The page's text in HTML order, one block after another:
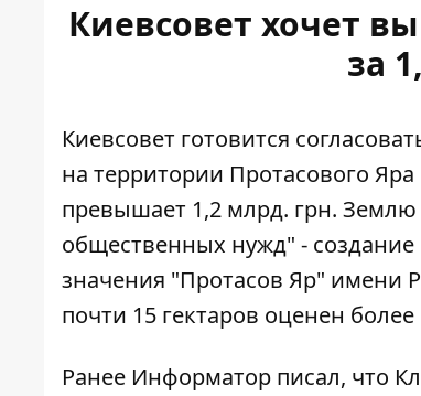
Киевсовет хочет
за
Киевсовет готовится
на территории Протасового
превышает 1,2 млрд. грн. Землю
общественных нужд" -
значения "Протасов Яр" имени
почти 15 гектаров оценен
Ранее Информатор писал, что